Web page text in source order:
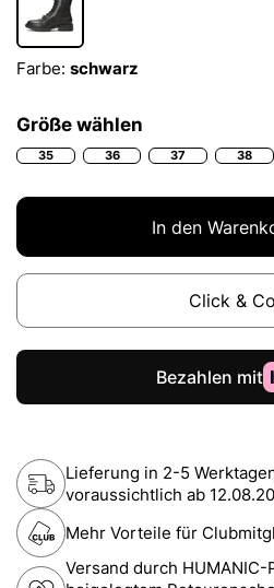
Farbe: schwarz
Größe wählen
35 36 37 38
In den
Click &
Lieferung in 2-5
voraussichtlich ab
Mehr Vorteile für
Versand durch